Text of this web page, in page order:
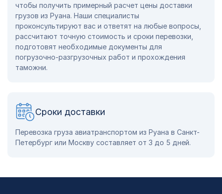
чтобы получить примерный расчет цены доставки
грузов из Руана. Наши специалисты
проконсультируют вас и ответят на любые вопросы,
рассчитают точную стоимость и сроки перевозки,
подготовят необходимые документы для
погрузочно-разгрузочных работ и прохождения
таможни.
Сроки доставки
Перевозка груза авиатранспортом из Руана в Санкт-
Петербург или Москву составляет от 3 до 5 дней.